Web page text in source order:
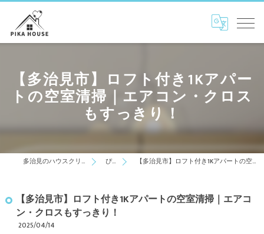
【多治見市】ロフト付き1Kアパー
トの空室清掃｜エアコン・クロス
もすっきり！
多治見のハウスクリーニングはぴかはうす ぴかblog 【多治見市】ロフト付き1Kアパートの空室清掃｜エアコン・クロスもすっきり！
【多治見市】ロフト付き1Kアパートの空室清掃｜エアコ
ン・クロスもすっきり！
2025/04/14